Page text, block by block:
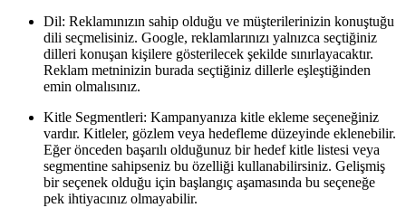
Dil: Reklamınızın sahip olduğu ve müşterilerinizin konuştuğu
dili seçmelisiniz. Google, reklamlarınızı yalnızca seçtiğiniz
dilleri konuşan kişilere gösterilecek şekilde sınırlayacaktır.
Reklam metninizin burada seçtiğiniz dillerle eşleştiğinden
emin olmalısınız.
Kitle Segmentleri: Kampanyanıza kitle ekleme seçeneğiniz
vardır. Kitleler, gözlem veya hedefleme düzeyinde eklenebilir.
Eğer önceden başarılı olduğunuz bir hedef kitle listesi veya
segmentine sahipseniz bu özelliği kullanabilirsiniz. Gelişmiş
bir seçenek olduğu için başlangıç aşamasında bu seçeneğe
pek ihtiyacınız olmayabilir.